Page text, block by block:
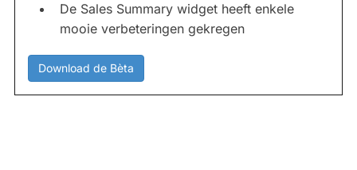
De Sales Summary widget heeft enkele
mooie verbeteringen gekregen
Download de Bèta